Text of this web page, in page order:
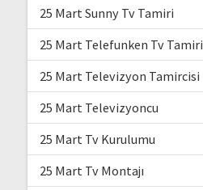
25 Mart Sunny Tv Tamiri
25 Mart Telefunken Tv Tamiri
25 Mart Televizyon Tamircisi
25 Mart Televizyoncu
25 Mart Tv Kurulumu
25 Mart Tv Montajı